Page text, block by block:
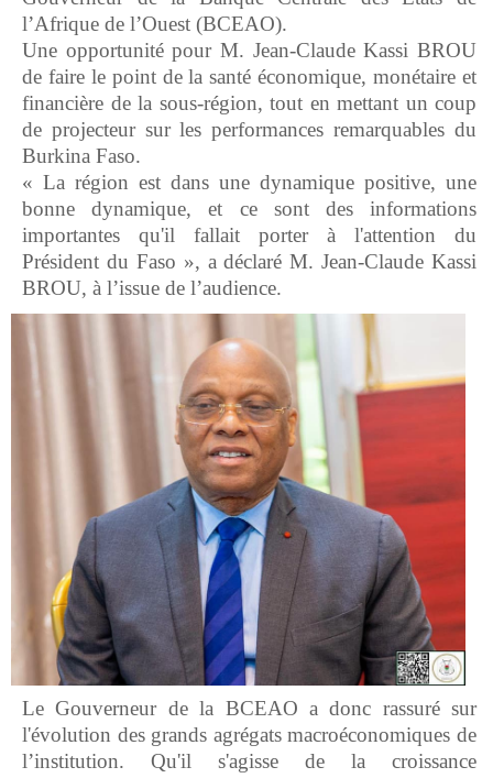
l’Afrique de l’Ouest (BCEAO).
Une opportunité pour M. Jean-Claude Kassi BROU
de faire le point de la santé économique, monétaire et
financière de la sous-région, tout en mettant un coup
de projecteur sur les performances remarquables du
Burkina Faso.
« La région est dans une dynamique positive, une
bonne dynamique, et ce sont des informations
importantes qu'il fallait porter à l'attention du
Président du Faso », a déclaré M. Jean-Claude Kassi
BROU, à l’issue de l’audience.
Le Gouverneur de la BCEAO a donc rassuré sur
l'évolution des grands agrégats macroéconomiques de
l’institution. Qu'il s'agisse de la croissance